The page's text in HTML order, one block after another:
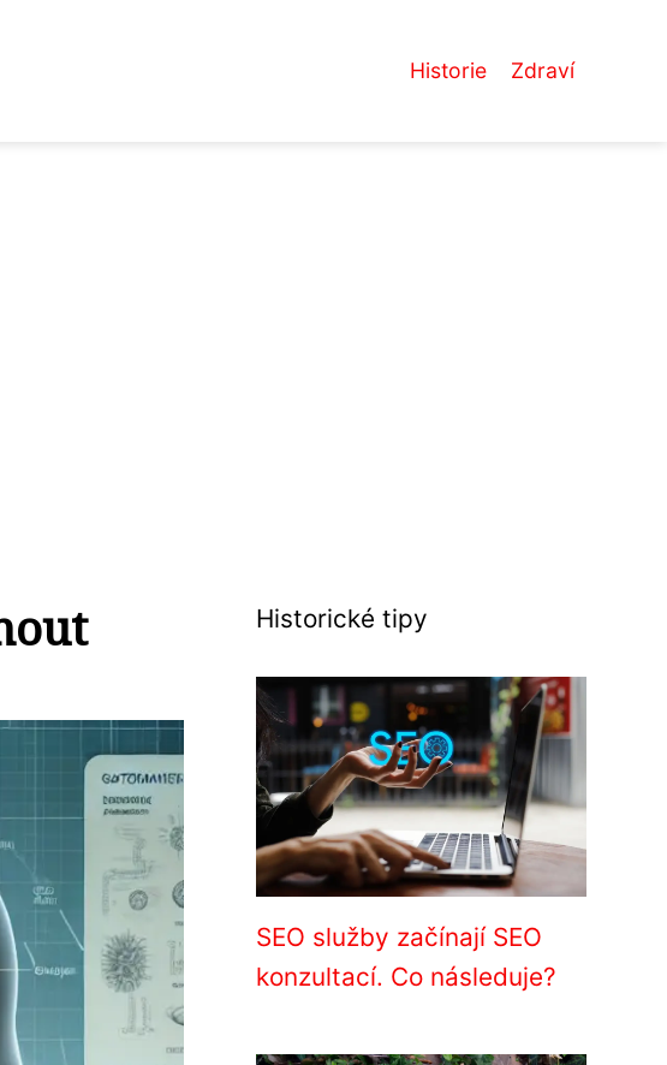
Historie Zdraví
Historické tipy
SEO služby začínají SEO
konzultací. Co následuje?